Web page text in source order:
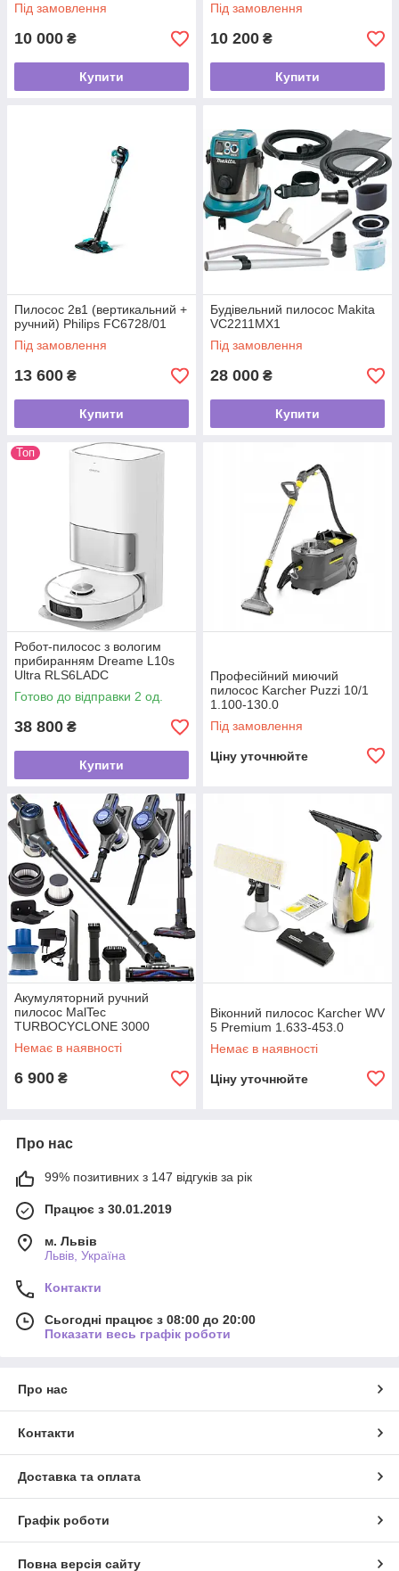
Під замовлення
10 000 ₴
Купити
Під замовлення
10 200 ₴
Купити
Пилосос 2в1 (вертикальний +
ручний) Philips FC6728/01
Під замовлення
13 600 ₴
Купити
Будівельний пилосос Makita
VC2211MX1
Під замовлення
28 000 ₴
Купити
Топ
Робот-пилосос з вологим
прибиранням Dreame L10s
Ultra RLS6LADC
Готово до відправки 2 од.
38 800 ₴
Купити
Професійний миючий
пилосос Karcher Puzzi 10/1
1.100-130.0
Під замовлення
Ціну уточнюйте
Акумуляторний ручний
пилосос MalTec
TURBOCYCLONE 3000
SUPER POWER
Немає в наявності
6 900 ₴
Віконний пилосос Karcher WV
5 Premium 1.633-453.0
Немає в наявності
Ціну уточнюйте
Про нас
99% позитивних з 147 відгуків за рік
Працює з 30.01.2019
м. Львів
Львів, Україна
Контакти
Сьогодні працює з 08:00 до 20:00
Показати весь графік роботи
Про нас
Контакти
Доставка та оплата
Графік роботи
Повна версія сайту